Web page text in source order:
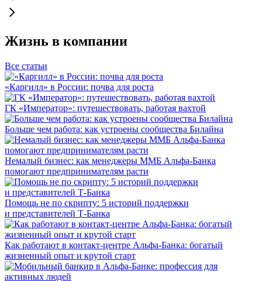
Жизнь в компании
Все статьи
«Каргилл» в России: почва для роста
ГК «Император»: путешествовать, работая вахтой
Больше чем работа: как устроены сообщества Билайна
Немалый бизнес: как менеджеры ММБ Альфа-Банка
помогают предпринимателям расти
Помощь не по скрипту: 5 историй поддержки
и представителей Т-Банка
Как работают в контакт-центре Альфа-Банка: богатый
жизненный опыт и крутой старт